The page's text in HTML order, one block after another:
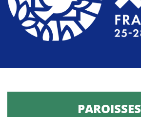
PAROISSES